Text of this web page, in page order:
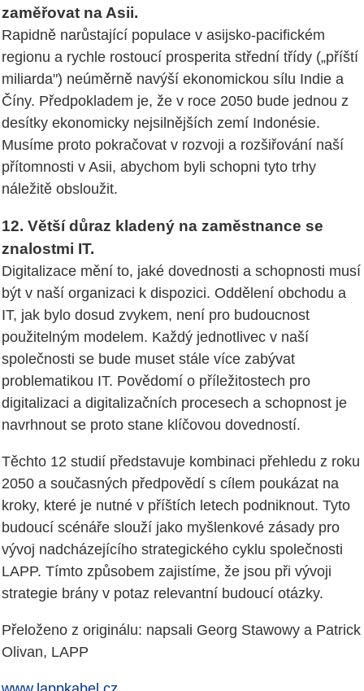
zaměřovat na Asii.
Rapidně narůstající populace v asijsko-pacifickém
regionu a rychle rostoucí prosperita střední třídy („příští
miliarda") neúměrně navýší ekonomickou sílu Indie a
Číny. Předpokladem je, že v roce 2050 bude jednou z
desítky ekonomicky nejsilnějších zemí Indonésie.
Musíme proto pokračovat v rozvoji a rozšiřování naší
přítomnosti v Asii, abychom byli schopni tyto trhy
náležitě obsloužit.
12. Větší důraz kladený na zaměstnance se
znalostmi IT.
Digitalizace mění to, jaké dovednosti a schopnosti musí
být v naší organizaci k dispozici. Oddělení obchodu a
IT, jak bylo dosud zvykem, není pro budoucnost
použitelným modelem. Každý jednotlivec v naší
společnosti se bude muset stále více zabývat
problematikou IT. Povědomí o příležitostech pro
digitalizaci a digitalizačních procesech a schopnost je
navrhnout se proto stane klíčovou dovedností.
Těchto 12 studií představuje kombinaci přehledu z roku
2050 a současných předpovědí s cílem poukázat na
kroky, které je nutné v příštích letech podniknout. Tyto
budoucí scénáře slouží jako myšlenkové zásady pro
vývoj nadcházejícího strategického cyklu společnosti
LAPP. Tímto způsobem zajistíme, že jsou při vývoji
strategie brány v potaz relevantní budoucí otázky.
Přeloženo z originálu: napsali Georg Stawowy a Patrick
Olivan, LAPP